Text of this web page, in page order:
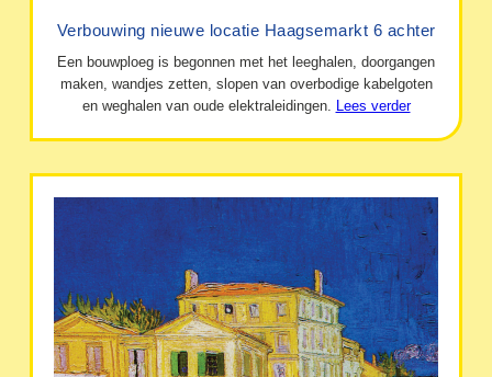
Verbouwing nieuwe locatie Haagsemarkt 6 achter
Een bouwploeg is begonnen met het leeghalen, doorgangen
maken, wandjes zetten, slopen van overbodige kabelgoten
en weghalen van oude elektraleidingen. Lees verder